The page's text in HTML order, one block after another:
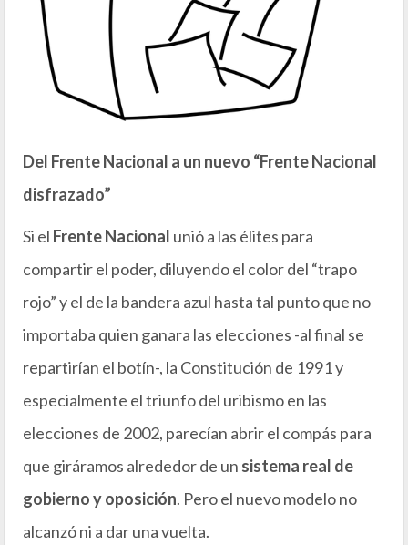
Del Frente Nacional a un nuevo “Frente Nacional
disfrazado”
Si el Frente Nacional unió a las élites para
compartir el poder, diluyendo el color del “trapo
rojo” y el de la bandera azul hasta tal punto que no
importaba quien ganara las elecciones -al final se
repartirían el botín-, la Constitución de 1991 y
especialmente el triunfo del uribismo en las
elecciones de 2002, parecían abrir el compás para
que giráramos alrededor de un sistema real de
gobierno y oposición. Pero el nuevo modelo no
alcanzó ni a dar una vuelta.